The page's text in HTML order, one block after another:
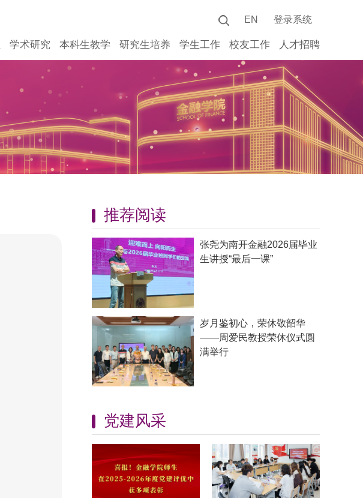
EN 登录系统
学术研究 本科生教学 研究生培养 学生工作 校友工作 人才招聘
推荐阅读
张尧为南开金融2026届毕业
生讲授“最后一课”
岁月鉴初心，荣休敬韶华
——周爱民教授荣休仪式圆
满举行
党建风采